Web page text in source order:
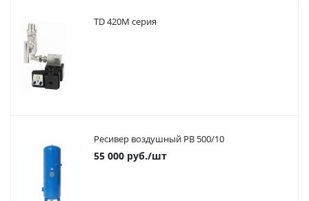
TD 420M серия
Ресивер воздушный РВ 500/10
55 000 руб./шт